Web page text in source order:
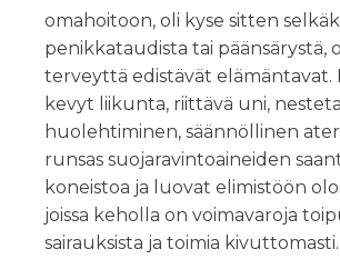
omahoitoon, oli kyse sitten
penikkataudista tai päänsärystä,
terveyttä edistävät elämäntavat.
kevyt liikunta, riittävä uni,
huolehtiminen, säännöllinen
runsas suojaravintoaineiden
koneistoa ja luovat elimistöön
joissa keholla on voimavaroja
sairauksista ja toimia kivuttomasti.